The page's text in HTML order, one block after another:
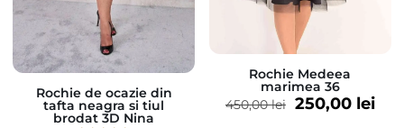
Rochie de ocazie din
tafta neagra si tiul
brodat 3D Nina
Rochie Medeea
marimea 36
450,00lei 250,00 lei